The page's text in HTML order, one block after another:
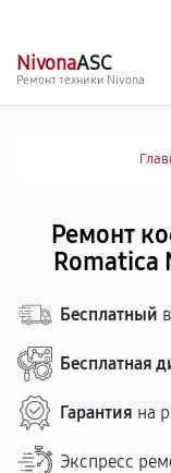
NivonaASC
Ремонт техники Nivona
Ремонт
Romatica
Бесплатный
Бесплатная
Гарантия на
Экспресс